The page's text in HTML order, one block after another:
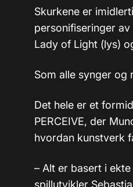
Skurkene er
personifiseringer
Lady of Light (lys)
Som alle synger og
Det hele er et
PERCEIVE, der
hvordan kunstverk
– Alt er basert i
spillutvikler